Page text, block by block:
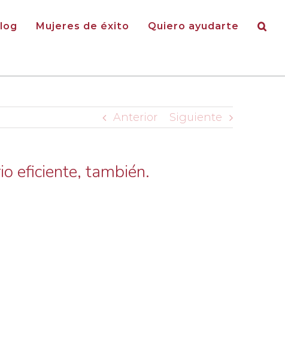
Mujeres de éxito Quiero ayudarte
Anterior Siguiente
eficiente, también.